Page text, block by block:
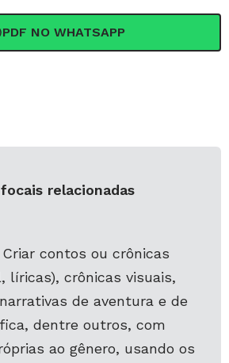
PDF NO WHATSAPP
relacionadas
Criar contos ou crônicas
líricas), crônicas visuais,
de aventura e de
dentre outros, com
ao gênero, usando os